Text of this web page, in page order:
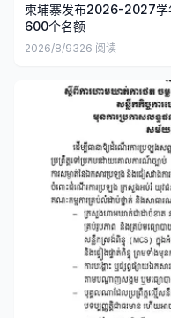
柬埔寨发布2026-2027学
600个名额
2026/8/9326 阅读